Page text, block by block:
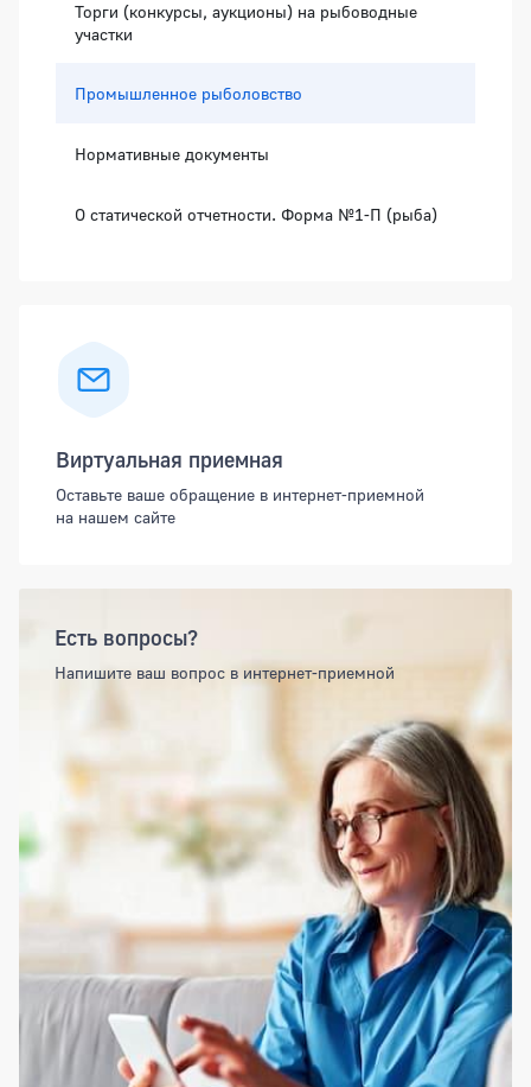
Торги (конкурсы, аукционы) на рыбоводные
участки
Промышленное рыболовство
Нормативные документы
О статической отчетности. Форма №1-П (рыба)
Виртуальная приемная
Оставьте ваше обращение в интернет-приемной
на нашем сайте
Есть вопросы?
Напишите ваш вопрос в интернет-приемной